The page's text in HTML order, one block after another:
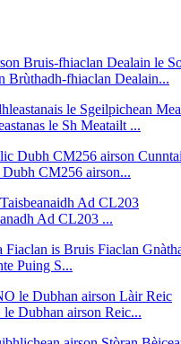
Brùthadh-fhiaclan Dealain...
le Sh Meatailt ...
CM256 airson...
Ad CL203 ...
Puing S...
Dubhan airson Reic...